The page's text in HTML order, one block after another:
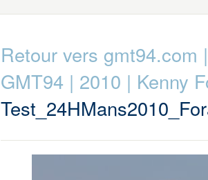
Retour vers gmt94.com
GMT94 | 2010 | Kenny